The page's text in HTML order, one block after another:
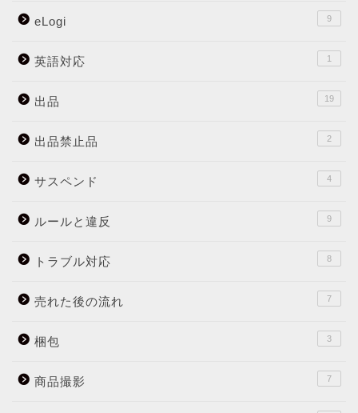
eLogi 9
英語対応 1
出品 19
出品禁止品 2
サスペンド 4
ルールと違反 9
トラブル対応 8
売れた後の流れ 7
梱包 3
商品撮影 7